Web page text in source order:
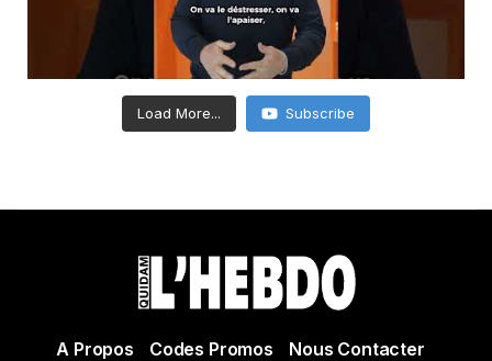
Load More... Subscribe
A Propos Codes Promos Nous Contacter